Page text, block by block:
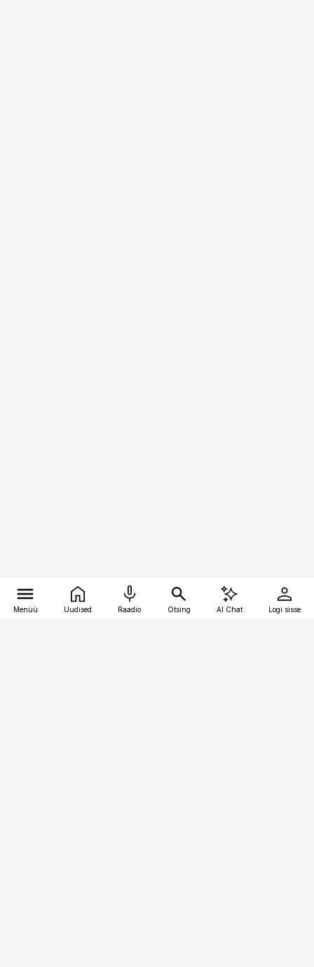
Menüü Uudised Raadio Otsing AI Chat Logi sisse